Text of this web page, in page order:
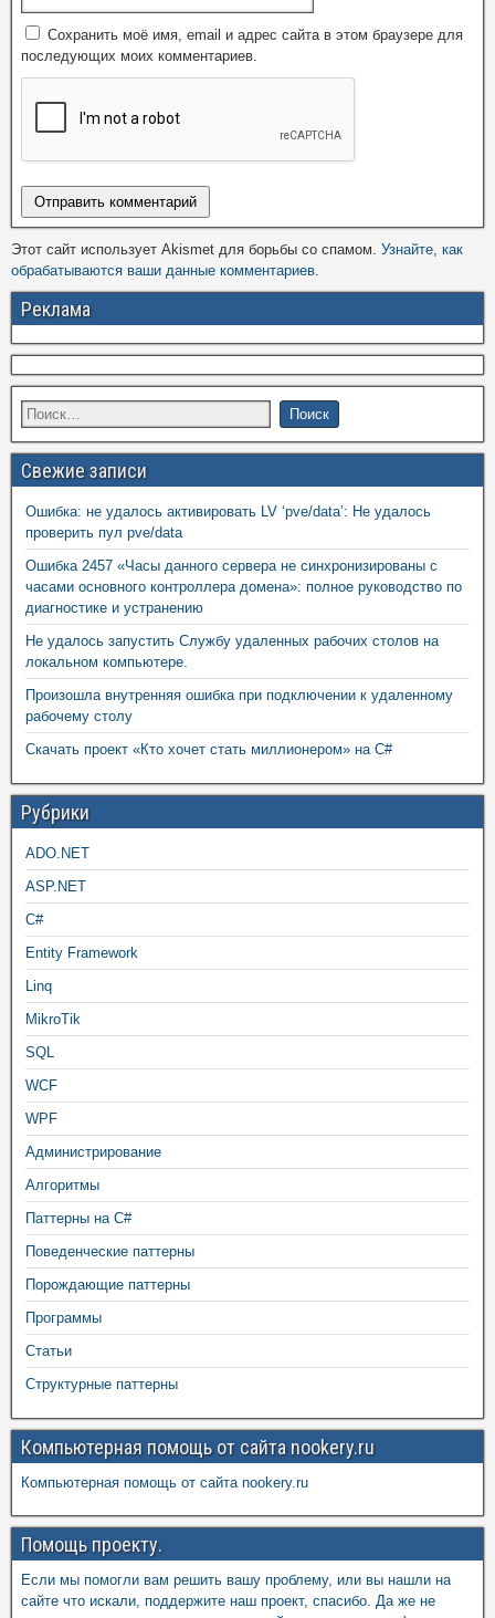
Сохранить моё имя, email и адрес сайта в этом браузере для
последующих моих комментариев.
Этот сайт использует Akismet для борьбы со спамом. Узнайте, как
обрабатываются ваши данные комментариев
Реклама
Свежие записи
Ошибка: не удалось активировать LV ‘pve/data’: Не удалось
проверить пул pve/data
Ошибка 2457 «Часы данного сервера не синхронизированы с
часами основного контроллера домена»: полное руководство по
диагностике и устранению
Не удалось запустить Службу удаленных рабочих столов на
локальном компьютере.
Произошла внутренняя ошибка при подключении к удаленному
рабочему столу
Скачать проект «Кто хочет стать миллионером» на C#
Рубрики
ADO.NET
ASP.NET
C#
Entity Framework
Linq
MikroTik
SQL
WCF
WPF
Администрирование
Алгоритмы
Паттерны на C#
Поведенческие паттерны
Порождающие паттерны
Программы
Статьи
Структурные паттерны
Компьютерная помощь от сайта nookery.ru
Компьютерная помощь от сайта nookery.ru
Помощь проекту.
Если мы помогли вам решить вашу проблему, или вы нашли на
сайте что искали, поддержите наш проект, спасибо. Да же не